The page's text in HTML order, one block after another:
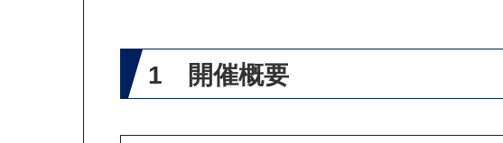
1 開催概要